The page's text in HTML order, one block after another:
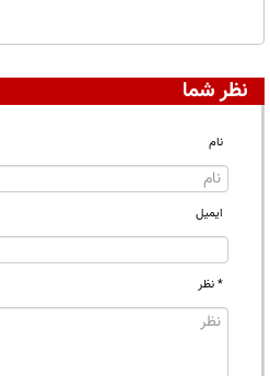
نظر شما
نام
ایمیل
* نظر